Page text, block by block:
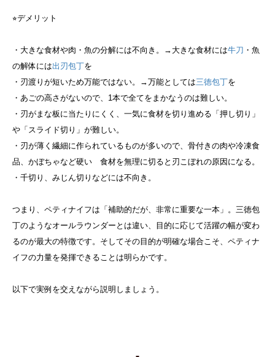
⭐︎デメリット
・大きな食材や肉・魚の分解には不向き。→大きな食材には牛刀 ・魚
の解体には出刃包丁を
・刃渡りが短いため万能ではない。→万能としては三徳包丁を
・あごの高さがないので、1本で全てをまかなうのは難しい。
・刃がまな板に当たりにくく、一気に食材を切り進める「押し切り」
や「スライド切り」 が難しい。
・刃が薄く繊細に作られているものが多いので、骨付きの肉や冷凍食
品、かぼちゃなど硬い 食材を無理に切ると刃こぼれの原因になる。
・千切り、みじん切りなどには不向き。
つまり、ペティナイフは「補助的だが、非常に重要な一本」。三徳包
丁のようなオールラウンダーとは違い、目的に応じて活躍の幅が変わ
るのが最大の特徴です。そしてその目的が明確な場合こそ、ペティナ
イフの力量を発揮できることは明らかです。
以下で実例を交えながら説明しましょう。